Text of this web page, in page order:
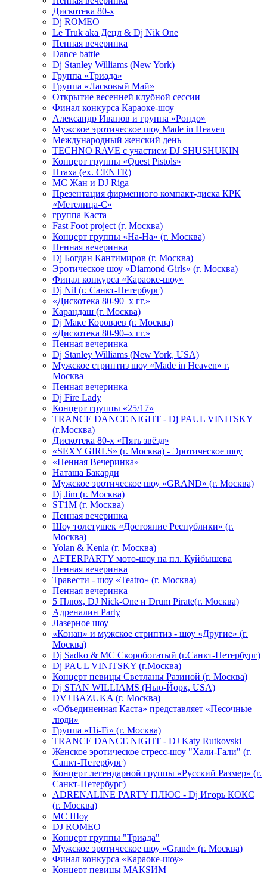
Дискотека 80-х
Dj ROMEO
Le Truk aka Децл & Dj Nik One
Пенная вечеринка
Dance battle
Dj Stanley Williams (New York)
Группа «Триада»
Группа «Ласковый Май»
Открытие весенней клубной сессии
Финал конкурса Караоке-шоу
Александр Иванов и группа «Рондо»
Мужское эротическое шоу Made in Heaven
Международный женский день
TECHNO RAVE с участием DJ SHUSHUKIN
Концерт группы «Quest Pistols»
Птаха (ex. CENTR)
МС Жан и DJ Riga
Презентация фирменного компакт-диска КРК
«Метелица-С»
группа Каста
Fast Foot project (г. Москва)
Концерт группы «На-На» (г. Москва)
Пенная вечеринка
Dj Богдан Кантимиров (г. Москва)
Эротическое шоу «Diamond Girls» (г. Москва)
Финал конкурса «Караоке-шоу»
Dj Nil (г. Санкт-Петербург)
«Дискотека 80-90–х гг.»
Карандаш (г. Москва)
Dj Макс Короваев (г. Москва)
«Дискотека 80-90–х гг.»
Пенная вечеринка
Dj Stanley Williams (New York, USA)
Мужское стриптиз шоу «Made in Heaven» г.
Москва
Пенная вечеринка
Dj Fire Lady
Концерт группы «25/17»
TRANCE DANCE NIGHT - Dj PAUL VINITSKY
(г.Москва)
Дискотека 80-х «Пять звёзд»
«SEXY GIRLS» (г. Москва) - Эротическое шоу
«Пенная Вечеринка»
Hаташа Бакарди
Мужское эротическое шоу «GRAND» (г. Москва)
Dj Jim (г. Москва)
ST1M (г. Москва)
Пенная вечеринка
Шоу толстушек «Достояние Республики» (г.
Москва)
Yolan & Kenia (г. Москва)
AFTERPARTY мото-шоу на пл. Куйбышева
Пенная вечеринка
Травести - шоу «Teatro» (г. Москва)
Пенная вечеринка
5 Плюх, DJ Nick-One и Drum Pirate(г. Москва)
Адреналин Party
Лазерное шоу
«Конан» и мужское стриптиз - шоу «Другие» (г.
Москва)
Dj Sadko & МС Скоробогатый (г.Санкт-Петербург)
Dj PAUL VINITSKY (г.Москва)
Концерт певицы Светланы Разиной (г. Москва)
Dj STAN WILLIAMS (Нью-Йорк, USA)
DVJ BAZUKA (г. Москва)
«Объединенная Каста» представляет «Песочные
люди»
Группа «Hi-Fi» (г. Москва)
TRANCE DANCE NIGHT - DJ Katy Rutkovski
Женское эротическое стресс-шоу "Хали-Гали" (г.
Санкт-Петербург)
Концерт легендарной группы «Русский Размер» (г.
Санкт-Петербург)
ADRENALINE PARTY ПЛЮС - Dj Игорь КОКС
(г. Москва)
MC Шоу
DJ ROMEO
Концерт группы "Триада"
Мужское эротическое шоу «Grand» (г. Москва)
Финал конкурса «Караоке-шоу»
Концерт певицы МАКSИМ